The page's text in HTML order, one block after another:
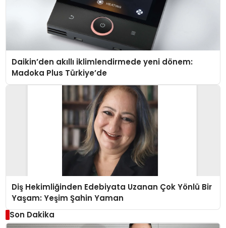
Daikin’den akıllı iklimlendirmede yeni dönem:
Madoka Plus Türkiye’de
Diş Hekimliğinden Edebiyata Uzanan Çok Yönlü Bir
Yaşam: Yeşim Şahin Yaman
Son Dakika